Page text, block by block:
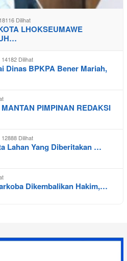
18116 Dilihat
LHOKSEUMAWE
14182 Dilihat
Dinas BPKPA Bener Mariah,
PIMPINAN REDAKSI
12888 Dilihat
Lahan Yang Diberitakan …
Dikembalikan Hakim,…